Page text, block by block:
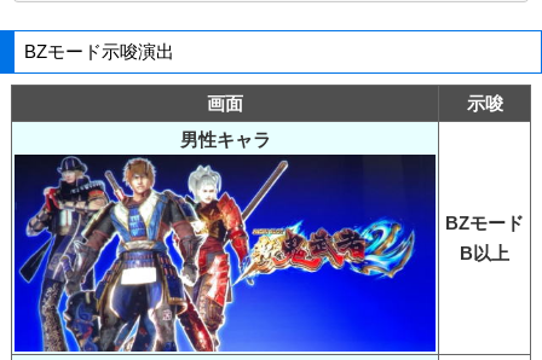
BZモード示唆演出
画面
示唆
男性キャラ
BZモード
B以上